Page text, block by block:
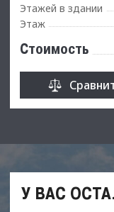
Этажей в здании
Этаж
Стоимость
У ВАС